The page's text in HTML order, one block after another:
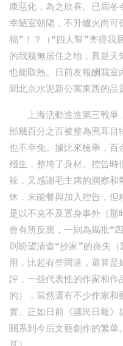
康惡化，為之欣喜。已屆冬
幸陋室朝陽，不升爐火尚
福”！？（“四人幫”害得我
的我幾無居住之地，真是
也能取熱。日前友報酬我
聞北京水泥新公寓東西的品
上海活動進進第三戰爭
部幾百分之百被整為黑耳
也不幸免。據比來檢舉，
殘生，整垮了身材。控告
辣，又感謝毛主席的洞察
休，未能餐與加入控告，但
是以不克不及置身事外（那
曾有所反應，一則為揭批“
則盼望清查“抄家”的喪失
用，比起有些同道，還算
評，一些代表性的作家和作
的），當然還有不少作家
實。正如日前《國民日報
關系到今后文藝創作的繁